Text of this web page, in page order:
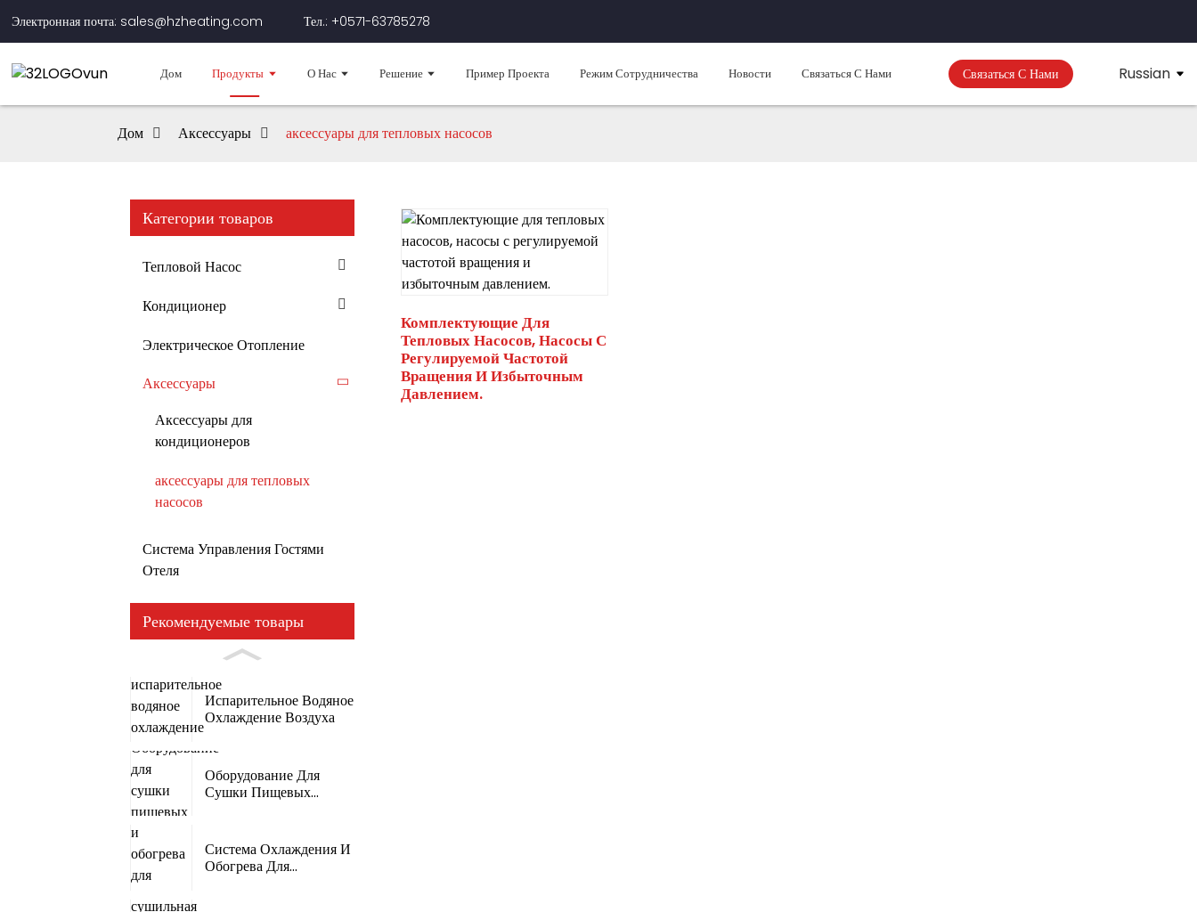
Электронная почта: sales@hzheating.com Тел.: +0571-63785278
Дом Продукты О Нас Решение Пример Проекта Режим Сотрудничества Новости Связаться С Нами Связаться С Нами Russian
Дом Аксессуары аксессуары для тепловых насосов
Категории товаров
Тепловой Насос
Кондиционер
Электрическое Отопление
Аксессуары
Аксессуары для
кондиционеров
аксессуары для тепловых
насосов
Система Управления Гостями
Отеля
Рекомендуемые товары
Испарительное Водяное
Охлаждение Воздуха
Оборудование Для
Сушки Пищевых
Система Охлаждения И
Обогрева Для
Комплектующие Для
Тепловых Насосов, Насосы С
Регулируемой Частотой
Вращения И Избыточным
Давлением.